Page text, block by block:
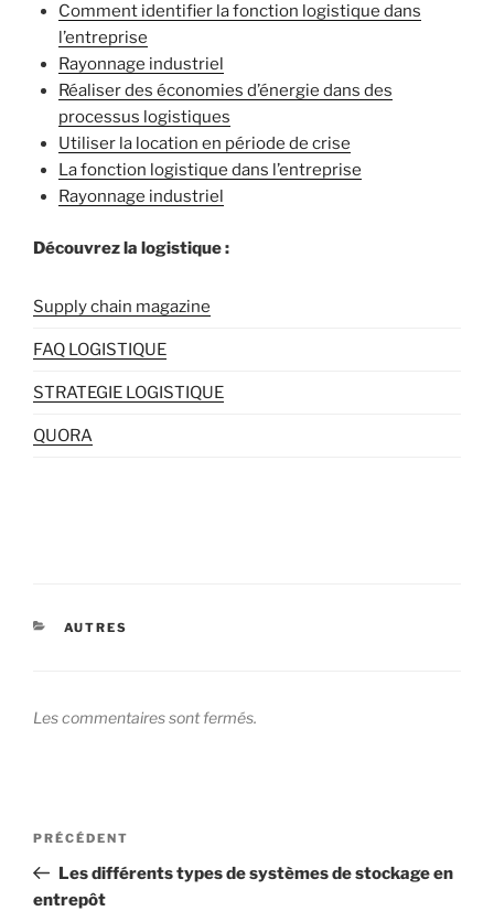
Comment identifier la fonction logistique dans
l’entreprise
Rayonnage industriel
Réaliser des économies d’énergie dans des
processus logistiques
Utiliser la location en période de crise
La fonction logistique dans l’entreprise
Rayonnage industriel
Découvrez la logistique :
Supply chain magazine
FAQ LOGISTIQUE
STRATEGIE LOGISTIQUE
QUORA
CATÉGORIES
AUTRES
Les commentaires sont fermés.
Navigation
l’article
Article
précédent
PRÉCÉDENT
Les différents types de systèmes de stockage en
entrepôt